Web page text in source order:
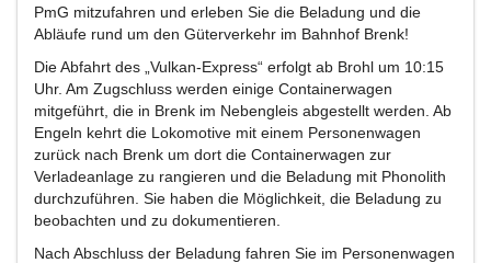
PmG mitzufahren und erleben Sie die Beladung und die
Abläufe rund um den Güterverkehr im Bahnhof Brenk!
Die Abfahrt des „Vulkan-Express“ erfolgt ab Brohl um 10:15
Uhr. Am Zugschluss werden einige Containerwagen
mitgeführt, die in Brenk im Nebengleis abgestellt werden. Ab
Engeln kehrt die Lokomotive mit einem Personenwagen
zurück nach Brenk um dort die Containerwagen zur
Verladeanlage zu rangieren und die Beladung mit Phonolith
durchzuführen. Sie haben die Möglichkeit, die Beladung zu
beobachten und zu dokumentieren.
Nach Abschluss der Beladung fahren Sie im Personenwagen